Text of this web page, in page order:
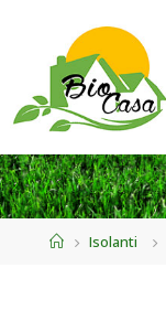
HomeIsolanti